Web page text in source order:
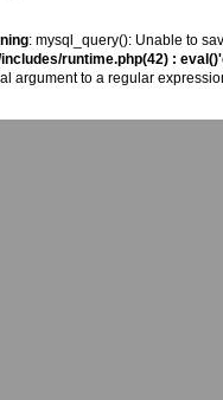
: mysql_query(): Unable to
runtime.php(42) :
argument to a regular